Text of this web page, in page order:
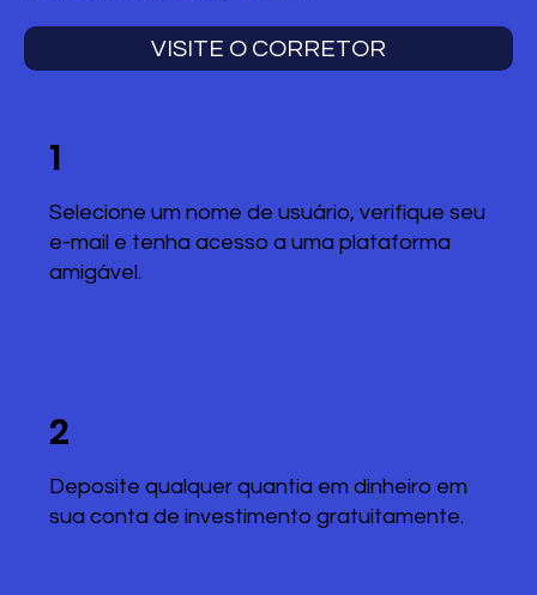
VISITE O CORRETOR
1
Selecione um nome de usuário, verifique seu
e-mail e tenha acesso a uma plataforma
amigável.
2
Deposite qualquer quantia em dinheiro em
sua conta de investimento gratuitamente.